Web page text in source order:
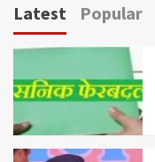
Latest Popular